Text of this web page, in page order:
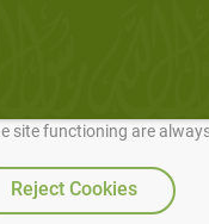
and so we can continually
site functioning are
Reject Cookies